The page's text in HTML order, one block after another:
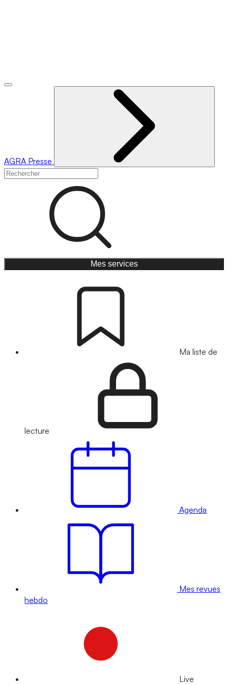
AGRA Presse
Mes services
Ma liste de
lecture
Agenda
Mes revues
hebdo
Live